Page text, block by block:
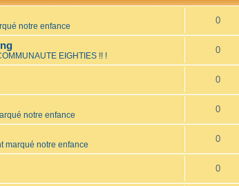
notre enfance
0
EIGHTIES !! !
0
0
notre enfance
0
marqué notre enfance
0
0